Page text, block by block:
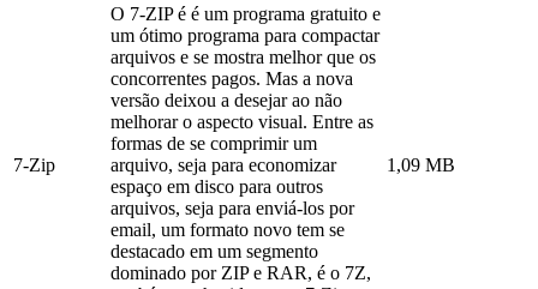
7-Zip
O 7-ZIP é é um programa gratuito e
um ótimo programa para compactar
arquivos e se mostra melhor que os
concorrentes pagos. Mas a nova
versão deixou a desejar ao não
melhorar o aspecto visual. Entre as
formas de se comprimir um
arquivo, seja para economizar
espaço em disco para outros
arquivos, seja para enviá-los por
email, um formato novo tem se
destacado em um segmento
dominado por ZIP e RAR, é o 7Z,
1,09 MB